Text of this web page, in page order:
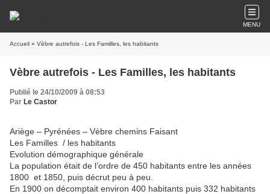
MENU
Accueil » Vèbre autrefois - Les Familles, les habitants
Vèbre autrefois - Les Familles, les habitants
Publié le 24/10/2009 à 08:53
Par Le Castor
Ariège – Pyrénées – Vèbre chemins Faisant
Les Familles / les habitants
Evolution démographique générale
La population était de l’ordre de 450 habitants entre les années
1800 et 1850, puis décrut peu à peu.
En 1900 on décomptait environ 400 habitants puis 332 habitants